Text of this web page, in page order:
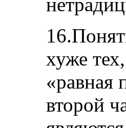
хуже
«равная
второй